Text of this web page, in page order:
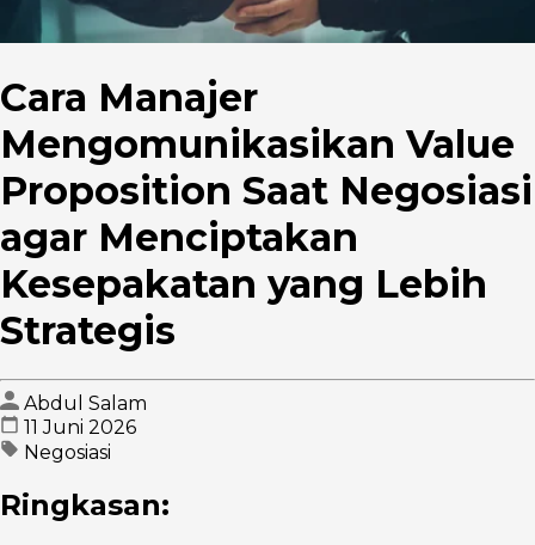
Cara Manajer
Mengomunikasikan Value
Proposition Saat Negosiasi
agar Menciptakan
Kesepakatan yang Lebih
Strategis
Abdul Salam
11 Juni 2026
Negosiasi
Ringkasan: